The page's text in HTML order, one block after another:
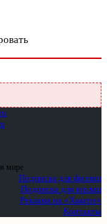
мире
Подписка для физлиц
Подписка для юрлиц
Реклама на «Хакере»
Контакты